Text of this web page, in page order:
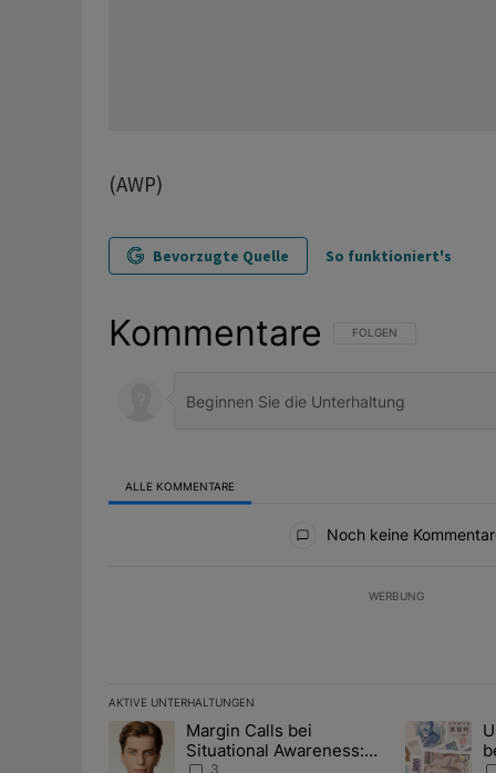
(AWP)
Bevorzugte Quelle So funktioniert's
Kommentare FOLGE DIESER
FOLGEN
ALLE KOMMENTARE
Noch keine
WERBUNG
AKTIVE UNTERHALTUNGEN
Das Folgende ist eine Liste der am meisten
Ein Trendartikel mit dem Titel "Margin Calls bei
Margin Calls bei
Situational Awareness:
3
Ein